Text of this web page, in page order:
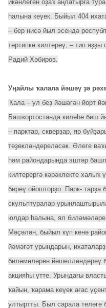
икәнлеген оҙаҡ аңлатырға
һалына кеүек. Быйыл 404
– бер нисә йыл эсендә
тәртипкә килтереү, – тип
Радий Хәбиров.
Уңайлы ҡалала йәшәү ҙә
Ҡала – ул беҙ йәшәгән йорт
Башҡортостанда киләһе биш
– парктар, скверҙар, яр
төҙөкләндереләсәк. Әлеге
һәм райондарында эштәр
килтерергә кәрәклекте халыҡ
биреү ойошторҙо. Парк- тарҙа
скульптуралар
юлдар һалына, ял
Мәҫәлән, быйыл күп кенә
йәмәғәт урындарын,
биләмәләрен йәшелләндереү
акцияһы үтте. Урындағы
ҡайын, ҡарама кеүек ағас
ултыртты. Был сарала теләге